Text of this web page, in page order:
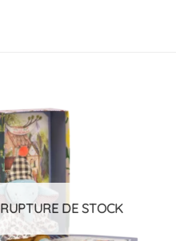
RUPTURE DE STOCK